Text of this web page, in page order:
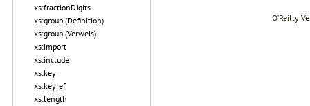
xs:fractionDigits
xs:group (Definition)
xs:group (Verweis)
xs:import
xs:include
xs:key
xs:keyref
xs:length
O’Reilly